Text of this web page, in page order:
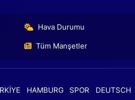
Hava Durumu
Tüm Manşetler
HAMBURG SPOR DEUTSCH